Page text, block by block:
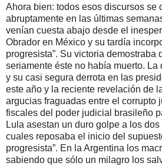
Ahora bien: todos esos discursos se
abruptamente en las últimas
venían cuesta abajo desde el
Obrador en México y su tardía
progresista”. Su victoria demostraba
seriamente éste no había muerto.
y su casi segura derrota en las
este año y la reciente revelación de
argucias fraguadas entre el corrupto
fiscales del poder judicial brasileño
Lula asestan un duro golpe a los
cuales reposaba el inicio del
progresista”. En la Argentina los
sabiendo que sólo un milagro los